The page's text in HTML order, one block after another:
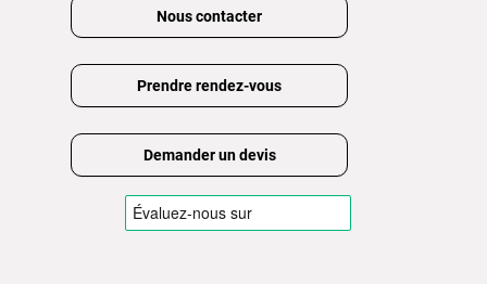
Nous contacter
Prendre rendez-vous
Demander un devis